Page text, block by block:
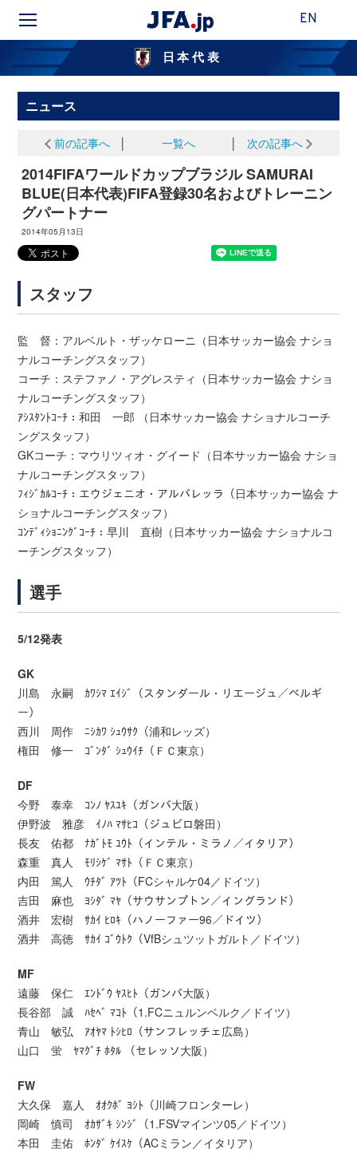
EN
日本代表
ニュース
前の記事へ 一覧へ 次の記事へ
2014FIFAワールドカップブラジル SAMURAI
BLUE(日本代表)FIFA登録30名およびトレーニン
グパートナー
2014年05月13日
スタッフ
監 督：アルベルト・ザッケローニ（日本サッカー協会 ナショ
ナルコーチングスタッフ）
コーチ：ステファノ・アグレスティ（日本サッカー協会 ナショ
ナルコーチングスタッフ）
ｱｼｽﾀﾝﾄｺｰﾁ：和田 一郎 （日本サッカー協会 ナショナルコーチ
ングスタッフ）
GKコーチ：マウリツィオ・グイード（日本サッカー協会 ナショ
ナルコーチングスタッフ）
ﾌｨｼﾞｶﾙｺｰﾁ：エウジェニオ・アルバレッラ（日本サッカー協会 ナ
ショナルコーチングスタッフ）
ｺﾝﾃﾞｨｼｮﾆﾝｸﾞｺｰﾁ：早川 直樹（日本サッカー協会 ナショナルコ
ーチングスタッフ）
選手
5/12発表
GK
川島 永嗣 ｶﾜｼﾏ ｴｲｼﾞ（スタンダール・リエージュ／ベルギ
ー）
西川 周作 ﾆｼｶﾜ ｼｭｳｻｸ（浦和レッズ）
権田 修一 ｺﾞﾝﾀﾞ ｼｭｳｲﾁ（ＦＣ東京）
DF
今野 泰幸 ｺﾝﾉ ﾔｽﾕｷ（ガンバ大阪）
伊野波 雅彦 ｲﾉﾊ ﾏｻﾋｺ（ジュビロ磐田）
長友 佑都 ﾅｶﾞﾄﾓ ﾕｳﾄ（インテル・ミラノ／イタリア）
森重 真人 ﾓﾘｼｹﾞ ﾏｻﾄ（ＦＣ東京）
内田 篤人 ｳﾁﾀﾞ ｱﾂﾄ（FCシャルケ04／ドイツ）
吉田 麻也 ﾖｼﾀﾞ ﾏﾔ（サウサンプトン／イングランド）
酒井 宏樹 ｻｶｲ ﾋﾛｷ（ハノーファー96／ドイツ）
酒井 高徳 ｻｶｲ ｺﾞｳﾄｸ（VfBシュツットガルト／ドイツ）
MF
遠藤 保仁 ｴﾝﾄﾞｳ ﾔｽﾋﾄ（ガンバ大阪）
長谷部 誠 ﾊｾﾍﾞ ﾏｺﾄ（1.FCニュルンベルク／ドイツ）
青山 敏弘 ｱｵﾔﾏ ﾄｼﾋﾛ（サンフレッチェ広島）
山口 蛍 ﾔﾏｸﾞﾁ ﾎﾀﾙ （セレッソ大阪）
FW
大久保 嘉人 ｵｵｸﾎﾞ ﾖｼﾄ（川崎フロンターレ）
岡崎 慎司 ｵｶｻﾞｷ ｼﾝｼﾞ（1.FSVマインツ05／ドイツ）
本田 圭佑 ﾎﾝﾀﾞ ｹｲｽｹ（ACミラン／イタリア）